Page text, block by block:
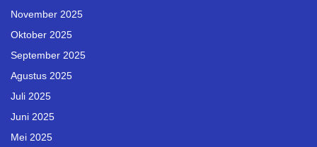
November 2025
Oktober 2025
September 2025
Agustus 2025
Juli 2025
Juni 2025
Mei 2025